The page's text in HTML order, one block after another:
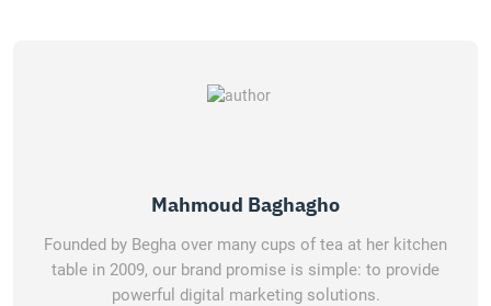
Mahmoud Baghagho
Founded by Begha over many cups of tea at her kitchen
table in 2009, our brand promise is simple: to provide
powerful digital marketing solutions.